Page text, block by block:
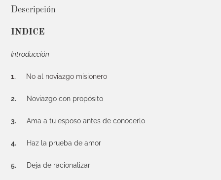
Descripción
INDICE
Introducción
1. No al noviazgo misionero
2. Noviazgo con propósito
3.Ama a tu esposo antes de conocerlo
4. Haz la prueba de amor
5. Deja de racionalizar